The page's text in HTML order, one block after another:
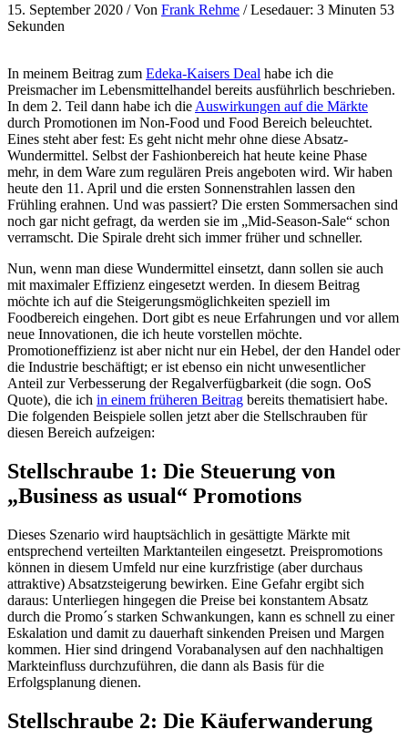
15. September 2020 / Von Frank Rehme / Lesedauer: 3 Minuten 53
Sekunden
In meinem Beitrag zum Edeka-Kaisers Deal habe ich die
Preismacher im Lebensmittelhandel bereits ausführlich beschrieben.
In dem 2. Teil dann habe ich die Auswirkungen auf die Märkte
durch Promotionen im Non-Food und Food Bereich beleuchtet.
Eines steht aber fest: Es geht nicht mehr ohne diese Absatz-
Wundermittel. Selbst der Fashionbereich hat heute keine Phase
mehr, in dem Ware zum regulären Preis angeboten wird. Wir haben
heute den 11. April und die ersten Sonnenstrahlen lassen den
Frühling erahnen. Und was passiert? Die ersten Sommersachen sind
noch gar nicht gefragt, da werden sie im „Mid-Season-Sale“ schon
verramscht. Die Spirale dreht sich immer früher und schneller.
Nun, wenn man diese Wundermittel einsetzt, dann sollen sie auch
mit maximaler Effizienz eingesetzt werden. In diesem Beitrag
möchte ich auf die Steigerungsmöglichkeiten speziell im
Foodbereich eingehen. Dort gibt es neue Erfahrungen und vor allem
neue Innovationen, die ich heute vorstellen möchte.
Promotioneffizienz ist aber nicht nur ein Hebel, der den Handel oder
die Industrie beschäftigt; er ist ebenso ein nicht unwesentlicher
Anteil zur Verbesserung der Regalverfügbarkeit (die sogn. OoS
Quote), die ich in einem früheren Beitrag bereits thematisiert habe.
Die folgenden Beispiele sollen jetzt aber die Stellschrauben für
diesen Bereich aufzeigen:
Stellschraube 1: Die Steuerung von
„Business as usual“ Promotions
Dieses Szenario wird hauptsächlich in gesättigte Märkte mit
entsprechend verteilten Marktanteilen eingesetzt. Preispromotions
können in diesem Umfeld nur eine kurzfristige (aber durchaus
attraktive) Absatzsteigerung bewirken. Eine Gefahr ergibt sich
daraus: Unterliegen hingegen die Preise bei konstantem Absatz
durch die Promo´s starken Schwankungen, kann es schnell zu einer
Eskalation und damit zu dauerhaft sinkenden Preisen und Margen
kommen. Hier sind dringend Vorabanalysen auf den nachhaltigen
Markteinfluss durchzuführen, die dann als Basis für die
Erfolgsplanung dienen.
Stellschraube 2: Die Käuferwanderung